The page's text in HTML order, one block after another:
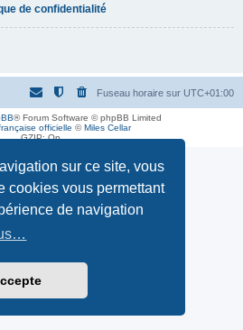
sur ce site, vous
cookies vous permettant
de navigation
de confidentialité
Fuseau horaire sur UTC+01:00
® Forum Software © phpBB Limited
officielle ©Miles Cellar
GZIP: On